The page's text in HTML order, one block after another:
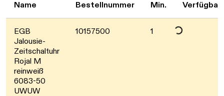
Name Bestellnummer Min.
EGB
Jalousie-
Zeitschaltuhr
Rojal M
reinweiß
6083-50
UWUW
10157500 1